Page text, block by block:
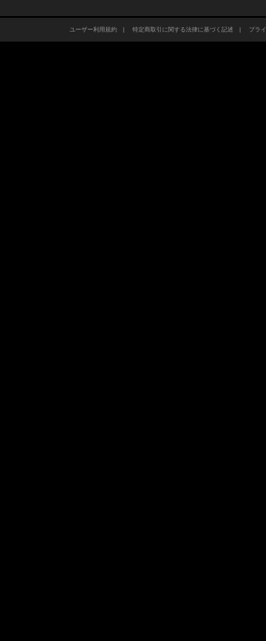
ユーザー利用規約| 特定商取引に関する法律に基づく記述 | プラ